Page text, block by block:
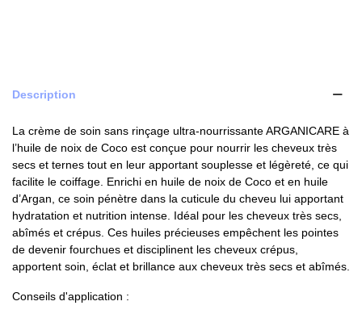
Description
La crème de soin sans rinçage ultra-nourrissante ARGANICARE à
l’huile de noix de Coco est conçue pour nourrir les cheveux très
secs et ternes tout en leur apportant souplesse et légèreté, ce qui
facilite le coiffage. Enrichi en huile de noix de Coco et en huile
d’Argan, ce soin pénètre dans la cuticule du cheveu lui apportant
hydratation et nutrition intense. Idéal pour les cheveux très secs,
abîmés et crépus. Ces huiles précieuses empêchent les pointes
de devenir fourchues et disciplinent les cheveux crépus,
apportent soin, éclat et brillance aux cheveux très secs et abîmés.
Conseils d'application :